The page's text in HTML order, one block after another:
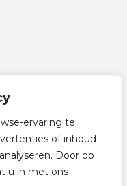
ervaring te
of inhoud
Door op
u in met ons